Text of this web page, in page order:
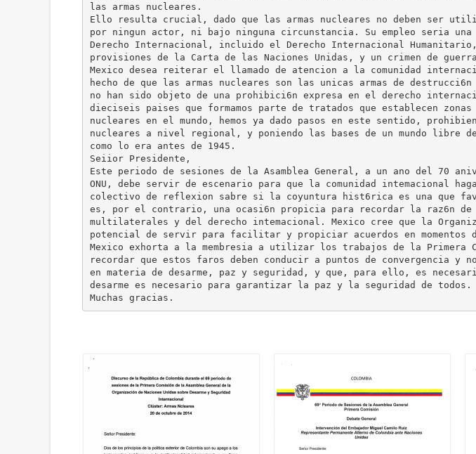
las armas nucleares.
Ello resulta crucial, dado que las armas nucleares no deben ser
por ningun actor, ni bajo ninguna circunstancia. Su empleo seria
Derecho Internacional, incluido el Derecho Internacional
provisiones de la Carta de las Naciones Unidas, y un crimen de
Mexico desea reiterar el llamado de atencion a la comunidad
hecho de que las armas nucleares son las unicas armas de destrucci6n
no han sido objeto de una prohibici6n expresa en el derecho
dieciseis paises que formamos parte de tratados que establecen
nucleares en el mundo, hemos ya dado pasos en este sentido,
nucleares a nivel regional, y poniendo las bases de un mundo libre
como lo era antes de 1945.
Seiior Presidente,
Este periodo de sesiones de la Asamblea General, a un ano del 70
ONU, debe servir de escenario para que la comunidad intemacional
colectivo de reflexion sabre si la coyuntura hist6rica es una que
es, por el contrario, una ocasi6n propicia para recordar la raz6n
multilaterales y del derecho intemacional. Mexico cree que la
potencial de servir para facilitar y propiciar acuerdos en
Mexico exhorta a la membresia a utilizar los trabajos de la Primera
recordar que estos faros deben conducir a puntos de convergencia y no
en materia de desarme, paz y seguridad, y que, para ello, es
desarme es necesario para garantizar la paz y la seguridad de todos.